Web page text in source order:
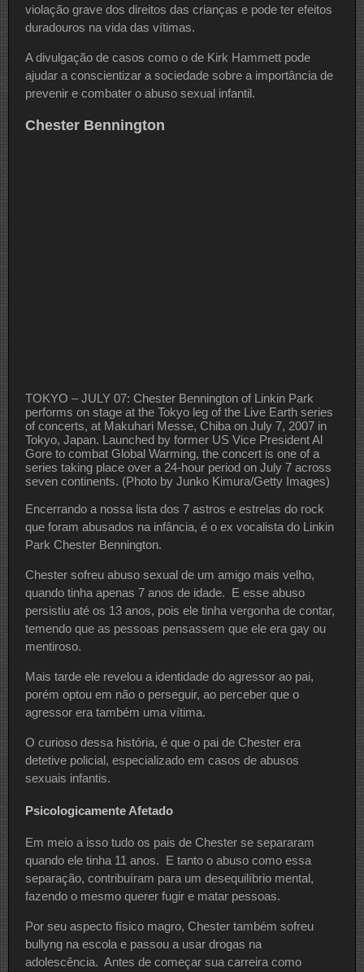
violação grave dos direitos das crianças e pode ter efeitos
duradouros na vida das vítimas.
A divulgação de casos como o de Kirk Hammett pode
ajudar a conscientizar a sociedade sobre a importância de
prevenir e combater o abuso sexual infantil.
Chester Bennington
TOKYO – JULY 07: Chester Bennington of Linkin Park
performs on stage at the Tokyo leg of the Live Earth series
of concerts, at Makuhari Messe, Chiba on July 7, 2007 in
Tokyo, Japan. Launched by former US Vice President Al
Gore to combat Global Warming, the concert is one of a
series taking place over a 24-hour period on July 7 across
seven continents. (Photo by Junko Kimura/Getty Images)
Encerrando a nossa lista dos 7 astros e estrelas do rock
que foram abusados na infância, é o ex vocalista do Linkin
Park Chester Bennington.
Chester sofreu abuso sexual de um amigo mais velho,
quando tinha apenas 7 anos de idade. E esse abuso
persistiu até os 13 anos, pois ele tinha vergonha de contar,
temendo que as pessoas pensassem que ele era gay ou
mentiroso.
Mais tarde ele revelou a identidade do agressor ao pai,
porém optou em não o perseguir, ao perceber que o
agressor era também uma vítima.
O curioso dessa história, é que o pai de Chester era
detetive policial, especializado em casos de abusos
sexuais infantis.
Psicologicamente Afetado
Em meio a isso tudo os pais de Chester se separaram
quando ele tinha 11 anos. E tanto o abuso como essa
separação, contribuíram para um desequilíbrio mental,
fazendo o mesmo querer fugir e matar pessoas.
Por seu aspecto físico magro, Chester também sofreu
bullyng na escola e passou a usar drogas na
adolescência. Antes de começar sua carreira como